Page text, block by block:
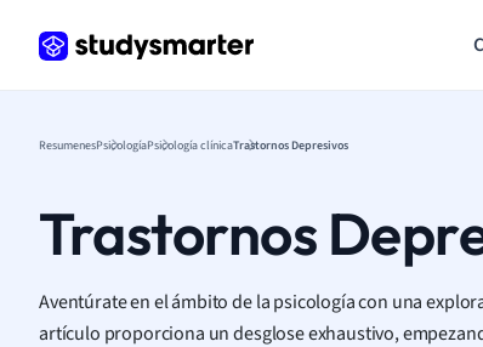
ResumenesPsicologíaPsicología clínicaTrastornos Depresivos
Trastornos
Aventúrate en el ámbito de la psicología con una
artículo proporciona un desglose exhaustivo,